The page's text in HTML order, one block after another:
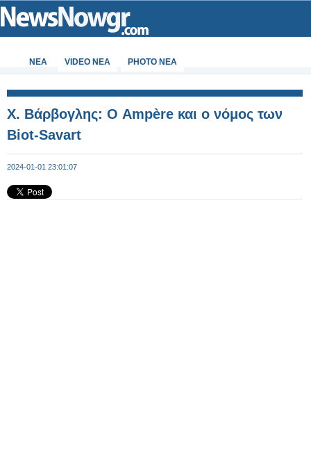
ΝΕΑ VIDEO NEA PHOTO NEA
Χ. Βάρβογλης: Ο Ampère και ο νόμος των
Biot-Savart
2024-01-01 23:01:07